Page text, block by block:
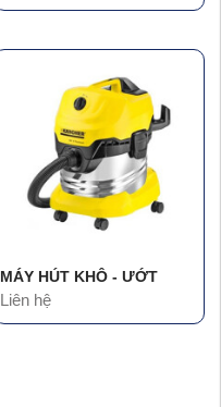
MÁY HÚT KHÔ - ƯỚT
Liên hệ